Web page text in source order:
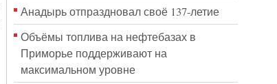
Анадырь отпраздновал своё 137-летие
Объёмы топлива на нефтебазах в
Приморье поддерживают на
максимальном уровне